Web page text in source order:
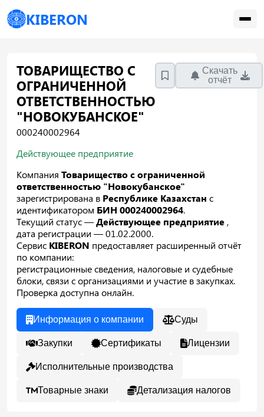
KIBERON
ТОВАРИЩЕСТВО С
ОГРАНИЧЕННОЙ
ОТВЕТСТВЕННОСТЬЮ
"НОВОКУБАНСКОЕ"
000240002964
Скачать
отчёт
Действующее предприятие
Компания Товарищество с ограниченной
ответственностью "Новокубанское"
зарегистрирована в Республике Казахстан с
идентификатором БИН 000240002964.
Текущий статус —Действующее предприятие ,
дата регистрации — 01.02.2000.
Сервис KIBERON предоставляет расширенный отчёт
по компании:
регистрационные сведения, налоговые и судебные
блоки, связи с организациями и участие в закупках.
Проверка доступна онлайн.
Информация о компании Суды
Закупки Сертификаты Лицензии
Исполнительные производства
Товарные знаки Детализация налогов